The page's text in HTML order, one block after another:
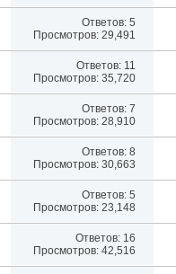
Ответов: 5
Просмотров: 29,491
Ответов: 11
Просмотров: 35,720
Ответов: 7
Просмотров: 28,910
Ответов: 8
Просмотров: 30,663
Ответов: 5
Просмотров: 23,148
Ответов: 16
Просмотров: 42,516